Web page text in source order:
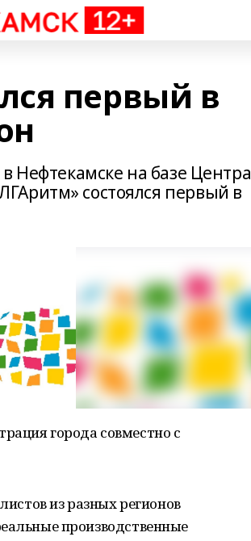
первый в
Нефтекамске на базе Центра
состоялся первый в
города совместно с
из разных регионов
производственные